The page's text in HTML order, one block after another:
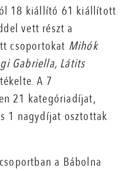
18 kiállító 61 kiállított
vett részt a
csoportokat Mihók
Gabriella, Látits
A 7
21 kategóriadíjat,
1 nagydíjat osztottak
a Bábolna